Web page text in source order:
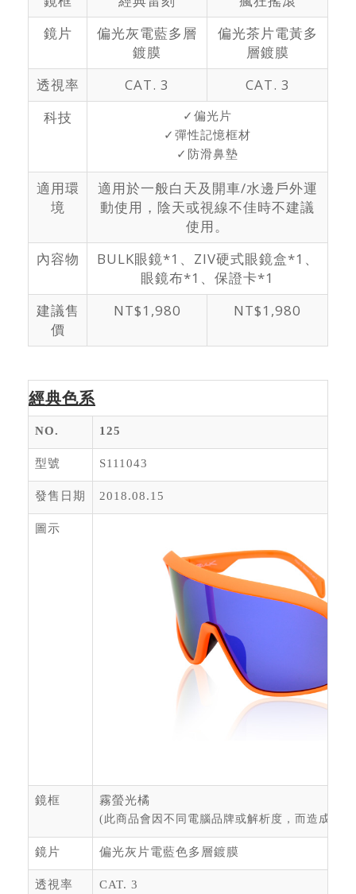
鏡片
偏光灰電藍多層
鍍膜
偏光茶片電黃多
層鍍膜
透視率
CAT. 3
CAT. 3
科技
✓偏光片
✓彈性記憶框材
✓防滑鼻墊
適用環
境
適用於一般白天及開車/水邊戶外運
動使用，陰天或視線不佳時不建議
使用。
內容物
BULK眼鏡*1、ZIV硬式眼鏡盒*1、
眼鏡布*1、保證卡*1
建議售
價
NT$1,980 NT$1,980
經典色系
NO. 125
型號 S111043
發售日期 2018.08.15
圖示
鏡框 霧螢光橘
(此商品會因不同電腦品牌或解析度，而造成顏
鏡片 偏光灰片電藍色多層鍍膜
透視率 CAT. 3